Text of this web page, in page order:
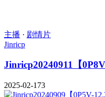
主播 · 剧情片
Jinricp
Jinricp20240911【
2025-02-173